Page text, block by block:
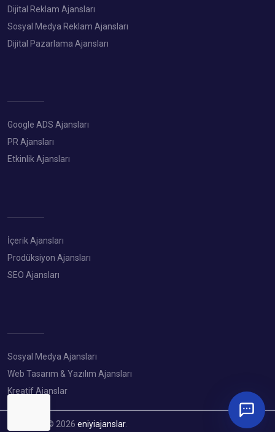
Dijital Reklam Ajansları
Sosyal Medya Reklam Ajansları
Dijital Pazarlama Ajansları
Google ADS Ajansları
PR Ajansları
Etkinlik Ajansları
İçerik Ajansları
Prodüksiyon Ajansları
SEO Ajansları
Sosyal Medya Ajansları
Web Tasarım & Yazılım Ajansları
Kreatif Ajanslar
Copyright © 2026 eniyiajanslar.